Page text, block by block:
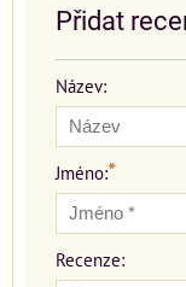
Přidat
Název:
Jméno:*
Recenze: